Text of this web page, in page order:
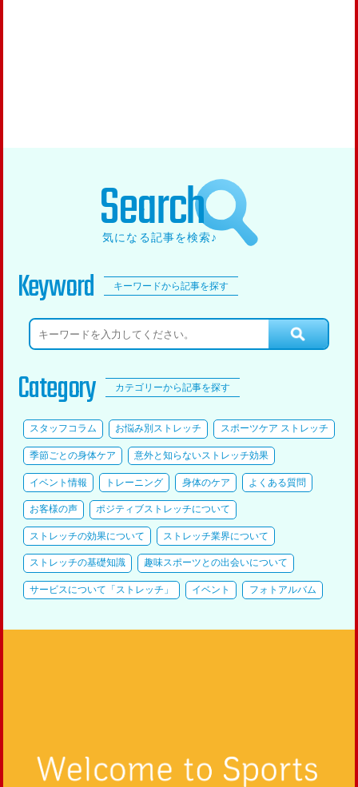
Search
気になる記事を検索♪
Keyword キーワードから記事を探す
Category カテゴリーから記事を探す
スタッフコラム お悩み別ストレッチ スポーツケア ストレッチ
季節ごとの身体ケア 意外と知らないストレッチ効果
イベント情報 トレーニング 身体のケア よくある質問
お客様の声 ポジティブストレッチについて
ストレッチの効果について ストレッチ業界について
ストレッチの基礎知識 趣味スポーツとの出会いについて
サービスについて「ストレッチ」 イベント フォトアルバム